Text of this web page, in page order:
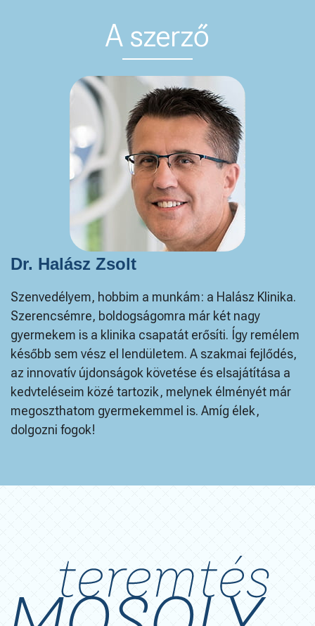
A szerző
Dr. Halász Zsolt
Szenvedélyem, hobbim a munkám: a Halász Klinika.
Szerencsémre, boldogságomra már két nagy
gyermekem is a klinika csapatát erősíti. Így remélem
később sem vész el lendületem. A szakmai fejlődés,
az innovatív újdonságok követése és elsajátítása a
kedvteléseim közé tartozik, melynek élményét már
megoszthatom gyermekemmel is. Amíg élek,
dolgozni fogok!